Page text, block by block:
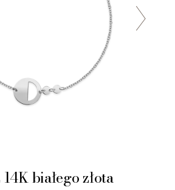
białego złota